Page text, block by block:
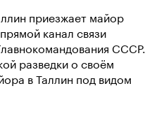
приезжает майор
канал связи
СССР.
разведки о своём
в Таллин под видом